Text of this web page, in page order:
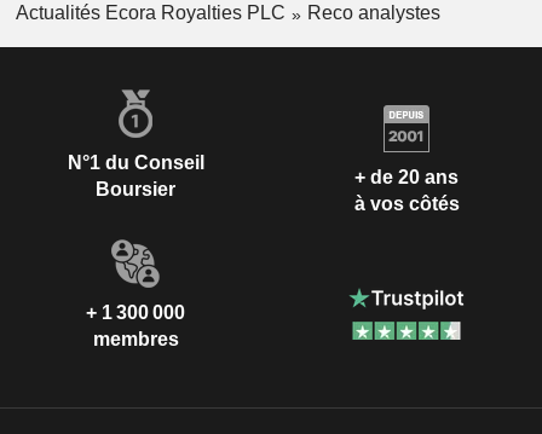
Actualités Ecora Royalties PLC
Reco analystes
N°1 du Conseil
Boursier
+ de 20 ans
à vos côtés
+ 1 300 000
membres